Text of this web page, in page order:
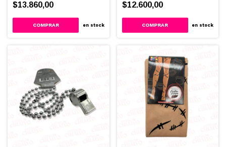
$13.860,00
en stock
$12.600,00
en stock